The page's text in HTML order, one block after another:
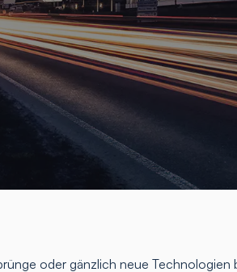
oder gänzlich neue Technologien